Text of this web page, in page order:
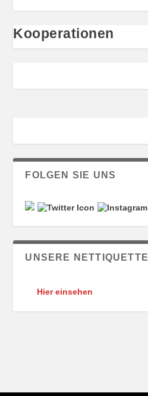
Kooperationen
FOLGEN SIE UNS
UNSERE NETTIQUETTE
Hier einsehen